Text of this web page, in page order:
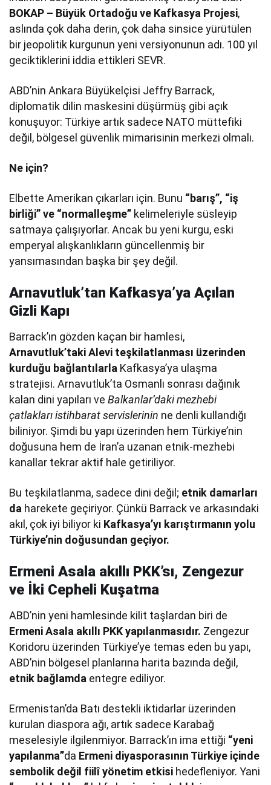
BOKAP – Büyük Ortadoğu ve Kafkasya Projesi,
aslında çok daha derin, çok daha sinsice yürütülen
bir jeopolitik kurgunun yeni versiyonunun adı. 100 yıl
geciktiklerini iddia ettikleri SEVR.
ABD’nin Ankara Büyükelçisi Jeffry Barrack,
diplomatik dilin maskesini düşürmüş gibi açık
konuşuyor: Türkiye artık sadece NATO müttefiki
değil, bölgesel güvenlik mimarisinin merkezi olmalı.
Ne için?
Elbette Amerikan çıkarları için. Bunu “barış”, “iş
birliği” ve “normalleşme” kelimeleriyle süsleyip
satmaya çalışıyorlar. Ancak bu yeni kurgu, eski
emperyal alışkanlıkların güncellenmiş bir
yansımasından başka bir şey değil.
Arnavutluk’tan Kafkasya’ya Açılan
Gizli Kapı
Barrack’ın gözden kaçan bir hamlesi,
Arnavutluk’taki Alevi teşkilatlanması üzerinden
kurduğu bağlantılarla Kafkasya’ya ulaşma
stratejisi. Arnavutluk’ta Osmanlı sonrası dağınık
kalan dini yapıları veBalkanlar’daki mezhebi
çatlakları istihbarat servislerinin ne denli kullandığı
biliniyor. Şimdi bu yapı üzerinden hem Türkiye’nin
doğusuna hem de İran’a uzanan etnik-mezhebi
kanallar tekrar aktif hale getiriliyor.
Bu teşkilatlanma, sadece dini değil; etnik damarları
da harekete geçiriyor. Çünkü Barrack ve arkasındaki
akıl, çok iyi biliyor ki Kafkasya’yı karıştırmanın yolu
Türkiye’nin doğusundan geçiyor.
Ermeni Asala akıllı PKK’sı, Zengezur
ve İki Cepheli Kuşatma
ABD’nin yeni hamlesinde kilit taşlardan biri de
Ermeni Asala akıllı PKK yapılanmasıdır. Zengezur
Koridoru üzerinden Türkiye’ye temas eden bu yapı,
ABD’nin bölgesel planlarına harita bazında değil,
etnik bağlamda entegre ediliyor.
Ermenistan’da Batı destekli iktidarlar üzerinden
kurulan diaspora ağı, artık sadece Karabağ
meselesiyle ilgilenmiyor. Barrack’ın ima ettiği “yeni
yapılanma”da Ermeni diyasporasının Türkiye içinde
sembolik değil fiilî yönetim etkisi hedefleniyor. Yani